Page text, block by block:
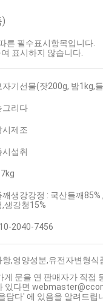
른 필수표시항목입니다.
표시하지 않습니다.
자기선물(잣200g, 밤1kg,
그리다
시제조
시섭취
깨생강강정 : 국산들깨
,생강청15%
2040-7456
,영양성분,유전자변형
문을 연 판매자가 직접
있다면
담다' 에 있음을 알려드립